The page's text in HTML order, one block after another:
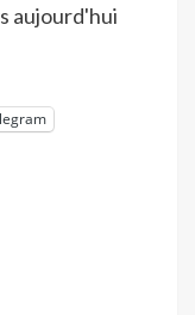
aujourd'hui